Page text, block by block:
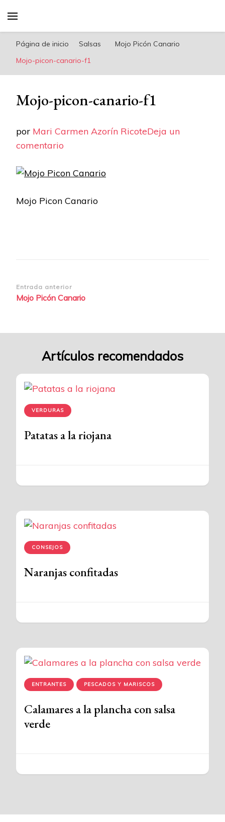
riconoricote.com es un blog de cocina sana,
fácil, saludable y dieta mediterránea
Página de inicio Salsas
Mojo Picón Canario
Mojo-picon-canario-f1
Mojo-picon-canario-f1
por Mari Carmen Azorín RicoteDeja un
comentario
picon-
f1
Mojo Picon Canario
Navegación
de
Entrada anterior
Mojo Picón Canario
Artículos recomendados
VERDURAS
Patatas a la riojana
CONSEJOS
Naranjas confitadas
ENTRANTES PESCADOS Y MARISCOS
Calamares a la plancha con salsa
verde